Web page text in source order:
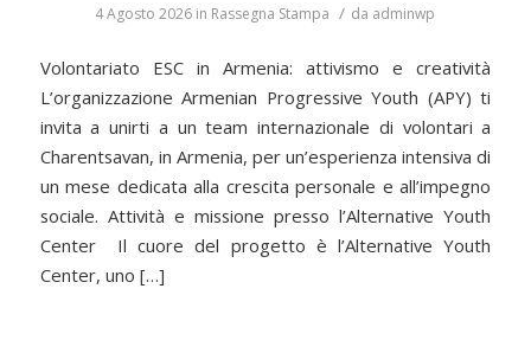
4 Agosto 2026 in Rassegna Stampa / da adminwp
Volontariato ESC in Armenia: attivismo e creatività
L’organizzazione Armenian Progressive Youth (APY) ti
invita a unirti a un team internazionale di volontari a
Charentsavan, in Armenia, per un’esperienza intensiva di
un mese dedicata alla crescita personale e all’impegno
sociale. Attività e missione presso l’Alternative Youth
Center Il cuore del progetto è l’Alternative Youth
Center, uno […]